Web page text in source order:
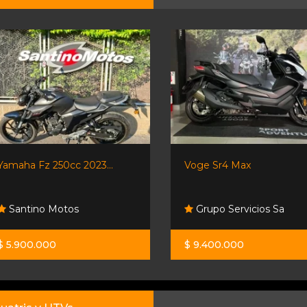
Fz 250cc 2023...
Santino Motos
5.900.000
Voge Sr4 Max
Grupo Servicios Sa
$ 9.400.000